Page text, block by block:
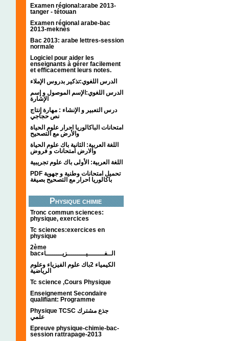
Examen régional:arabe 2013-
tanger - tétouan
Examen régional arabe-bac
2013-meknès
Bac 2013: arabe lettres-session
normale
Logiciel pour aider les
enseignants à gérer facilement
et efficacement leurs notes.
الدرس اللغوي:تذكير بدروس الإملاء
الدرس اللغوي:الإسم الموصول و إسم
الإشارة
درس التعبير و الإنشاء : مهارة إنتاج
نص حجاجي
امتحانات الباكالوريا احرار علوم الحياة
والأرض مع التصحيح
اللغة العربية: الثانية باك علوم الحياة
والارض امتحانات و فروض
اللغة العربية: الأولى باك علوم تجريبية
PDF تحميل امتحانات وطنية و جهوية
باكالوريا احرار مع التصحيح بصيغة
Physique chimie
Tronc commun sciences:
physique, exercices
Tc sciences:exercices en
physique
2ème
bacالــفــــــــيـــــــــزيــــــــاء
الكيمياء 2باك علوم الفيزياء وعلوم
الرياضية
Tc science ,Cours Physique
Enseignement Secondaire
qualifiant: Programme
Physique TCSC جذع مشترك
علمي
Epreuve physique-chimie-bac-
session rattrapage-2013